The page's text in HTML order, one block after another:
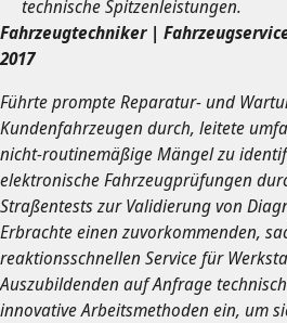
technische Spitzenleistungen.
Fahrzeugtechniker |
2017
Führte prompte Reparatur- und
Kundenfahrzeugen durch, leitete
nicht-routinemäßige Mängel zu
elektronische Fahrzeugprüfungen
Straßentests zur Validierung von
Erbrachte einen zuvorkommenden,
reaktionsschnellen Service für
Auszubildenden auf Anfrage
innovative Arbeitsmethoden ein, um